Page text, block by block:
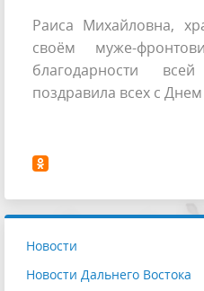
Раиса Михайловна,
своём муже-
благодарности
поздравила всех с
Новости
Новости Дальнего Востока